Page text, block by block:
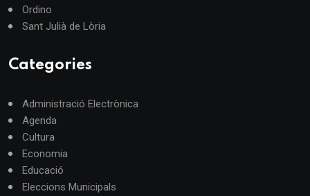
Ordino
Sant Julià de Lòria
Categories
Administració Electrònica
Agenda
Cultura
Economia
Educació
Eleccions Municipals